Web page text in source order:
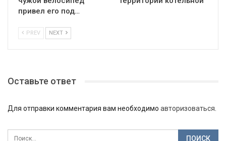
привел его под…
PREV NEXT
Оставьте ответ
Для отправки комментария вам необходимо авторизоваться.